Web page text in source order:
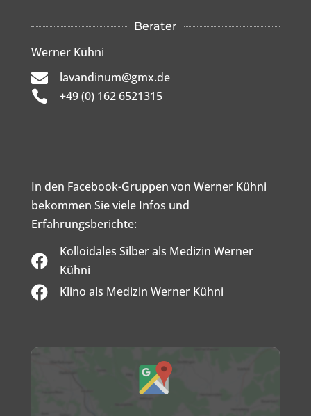
Berater
Werner Kühni
 lavandinum@gmx.de
 +49 (0) 162 6521315
In den Facebook-Gruppen von Werner Kühni
bekommen Sie viele Infos und
Erfahrungsberichte:

Kolloidales Silber als Medizin Werner
Kühni
 Klino als Medizin Werner Kühni
Inhalt